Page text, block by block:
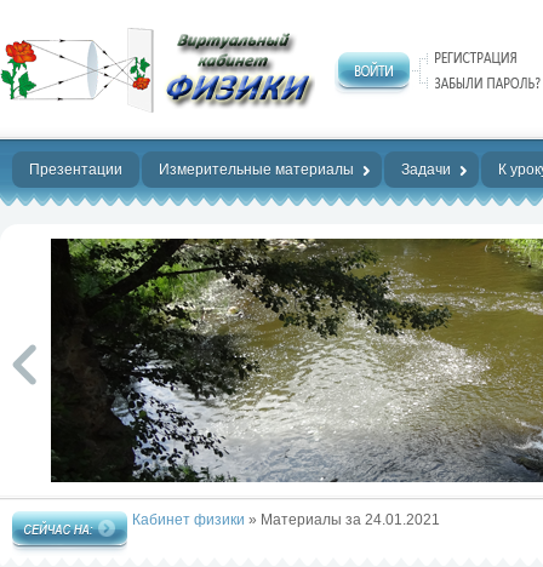
Нет предела
совершенству!
Презентации Измерительные материалы Задачи К
Кабинет физики » Материалы за 24.01.2021